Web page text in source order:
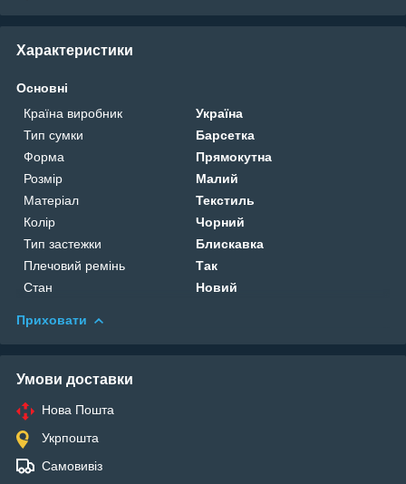
Характеристики
Основні
Країна виробник
Україна
Тип сумки
Барсетка
Форма
Прямокутна
Розмір
Малий
Матеріал
Текстиль
Колір
Чорний
Тип застежки
Блискавка
Плечовий ремінь
Так
Стан
Новий
Приховати
Умови доставки
Нова Пошта
Укрпошта
Самовивіз